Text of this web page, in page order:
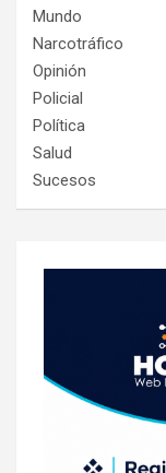
Mundo
Narcotráfico
Opinión
Policial
Política
Salud
Sucesos